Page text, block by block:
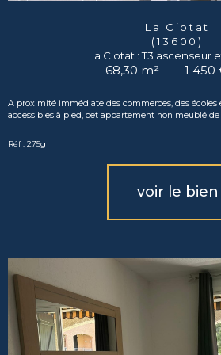
La Ciotat
(13600)
La Ciotat : T3 ascenseur
68,30 m² - 1 450
A proximité immédiate des commerces, des
accessibles à pied, cet appartement non meublé de
Réf : 275g
voir le bien